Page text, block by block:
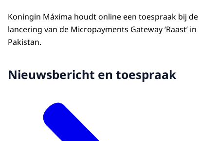
Koningin Máxima houdt online een toespraak bij de
lancering van de Micropayments Gateway ‘Raast’ in
Pakistan.
Nieuwsbericht en toespraak